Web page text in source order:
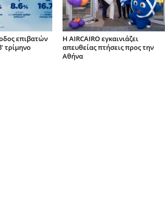
επιβατών
τρίμηνο
Η AIRCAIRO εγκαινιάζει
απευθείας πτήσεις προς την
Αθήνα